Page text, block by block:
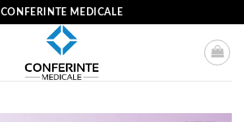
CONFERINTE MEDICALE